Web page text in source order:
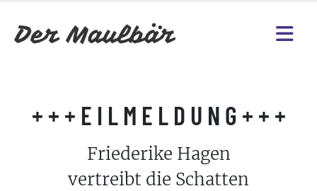
+ + + E I L M E L D U N G + + +
Friederike Hagen
vertreibt die Schatten